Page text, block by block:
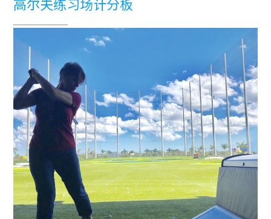
高尔夫练习场计分板